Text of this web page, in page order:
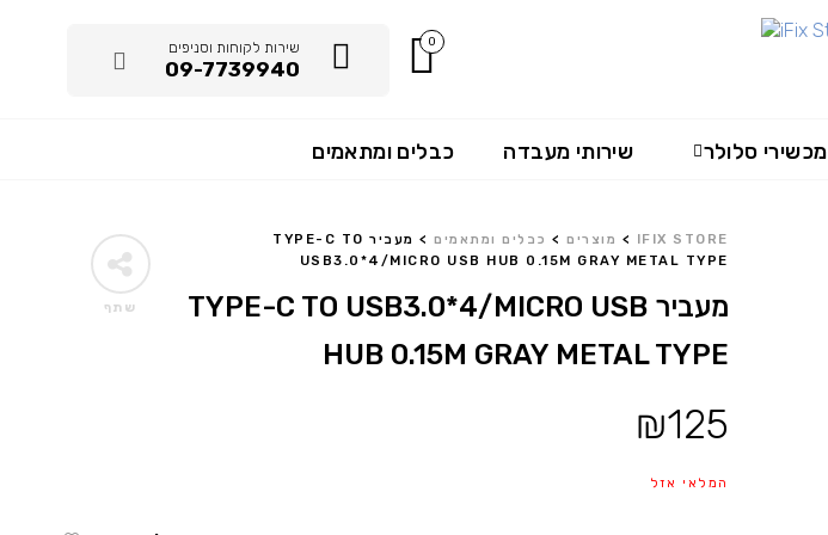
שירות לקוחות וסניפים
09-7739940
0
מכשירי סלולר שירותי מעבדה כבלים ומתאמים
שתף
IFIX STORE
> מוצרים> כבלים ומתאמים>
מעביר TYPE-C TO
USB3.0*4/MICRO USB HUB 0.15M GRAY METAL TYPE
מעביר TYPE-C TO USB3.0*4/MICRO USB
HUB 0.15M GRAY METAL TYPE
₪125
המלאי אזל